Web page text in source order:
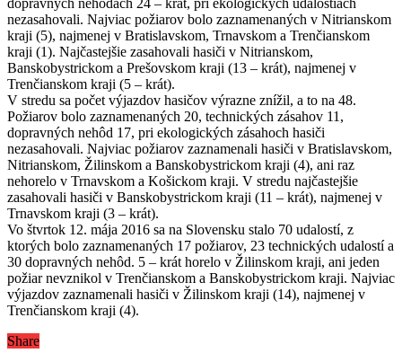
nezasahovali. Najviac požiarov bolo zaznamenaných v Nitrianskom
kraji (5), najmenej v Bratislavskom, Trnavskom a Trenčianskom
kraji (1). Najčastejšie zasahovali hasiči v Nitrianskom,
Banskobystrickom a Prešovskom kraji (13 – krát), najmenej v
Trenčianskom kraji (5 – krát).
V stredu sa počet výjazdov hasičov výrazne znížil, a to na 48.
Požiarov bolo zaznamenaných 20, technických zásahov 11,
dopravných nehôd 17, pri ekologických zásahoch hasiči
nezasahovali. Najviac požiarov zaznamenali hasiči v Bratislavskom,
Nitrianskom, Žilinskom a Banskobystrickom kraji (4), ani raz
nehorelo v Trnavskom a Košickom kraji. V stredu najčastejšie
zasahovali hasiči v Banskobystrickom kraji (11 – krát), najmenej v
Trnavskom kraji (3 – krát).
Vo štvrtok 12. mája 2016 sa na Slovensku stalo 70 udalostí, z
ktorých bolo zaznamenaných 17 požiarov, 23 technických udalostí a
30 dopravných nehôd. 5 – krát horelo v Žilinskom kraji, ani jeden
požiar nevznikol v Trenčianskom a Banskobystrickom kraji. Najviac
výjazdov zaznamenali hasiči v Žilinskom kraji (14), najmenej v
Trenčianskom kraji (4).
Share